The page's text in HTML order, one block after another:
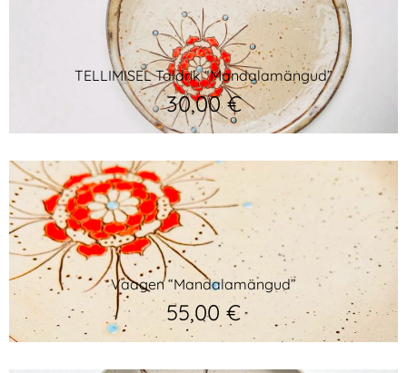
TELLIMISEL Taldrik “Mandalamängud”
30,00€
Vaagen “Mandalamängud”
55,00 €